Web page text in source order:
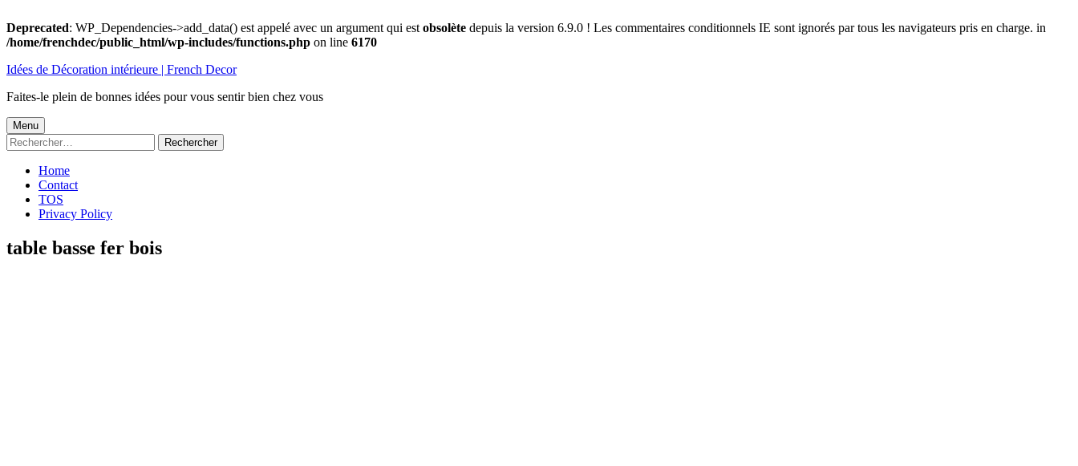
Deprecated: WP_Dependencies->add_data() est appelé avec un argument qui est obsolète depuis la version 6.9.0 ! Les commentaires conditionnels IE sont ignorés par tous les navigateurs pris en charge. in
/home/frenchdec/public_html/wp-includes/functions.php on line 6170
au
Idées de Décoration intérieure | French Decor
Faites-le plein de bonnes idées pour vous sentir bien chez vous
Menu
principal
Menu
Rechercher :
Home
Contact
TOS
Privacy Policy
table basse fer bois